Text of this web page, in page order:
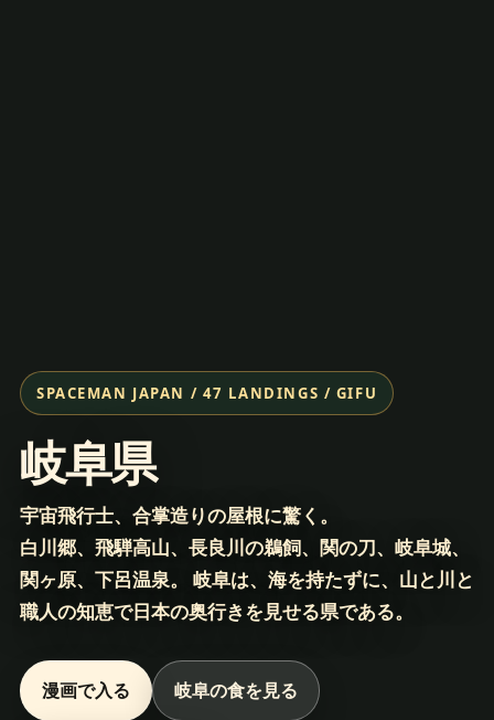
SPACEMAN JAPAN / 47 LANDINGS / GIFU
岐阜県
宇宙飛行士、合掌造りの屋根に驚く。
白川郷、飛騨高山、長良川の鵜飼、関の刀、岐阜城、
関ヶ原、下呂温泉。 岐阜は、海を持たずに、山と川と
職人の知恵で日本の奥行きを見せる県である。
漫画で入る 岐阜の食を見る